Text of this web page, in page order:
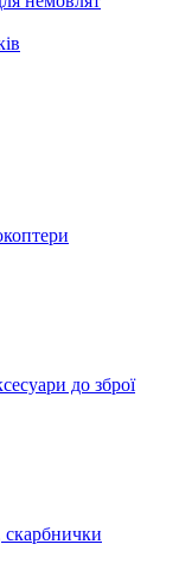
до зброї
скарбнички